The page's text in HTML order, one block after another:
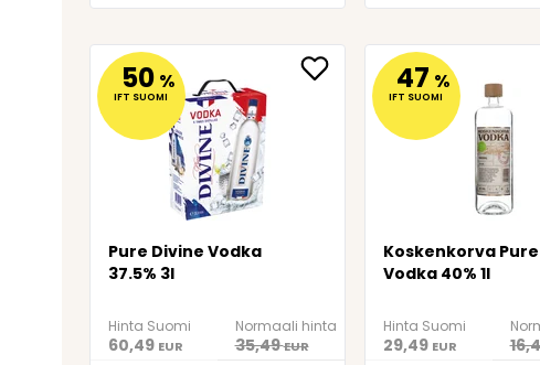
50 %
IFT SUOMI
Pure Divine Vodka
37.5% 3l
Hinta Suomi
60,49 EUR
Normaali hinta
35,49EUR
47 %
IFT SUOMI
Koskenkorva Pure
Vodka 40% 1l
Hinta Suomi
29,49 EUR